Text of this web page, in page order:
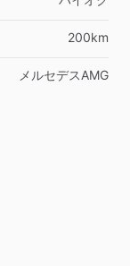
200km
メルセデスAMG